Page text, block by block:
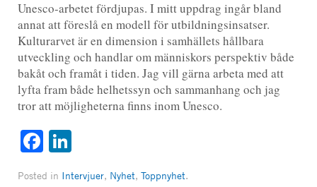
Unesco-arbetet fördjupas. I mitt uppdrag ingår bland
annat att föreslå en modell för utbildningsinsatser.
Kulturarvet är en dimension i samhällets hållbara
utveckling och handlar om människors perspektiv både
bakåt och framåt i tiden. Jag vill gärna arbeta med att
lyfta fram både helhetssyn och sammanhang och jag
tror att möjligheterna finns inom Unesco.
Facebook
LinkedIn
Posted in Intervjuer, Nyhet, Toppnyhet.